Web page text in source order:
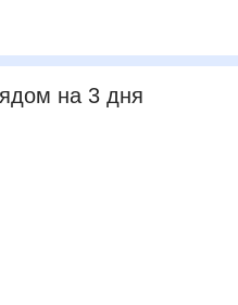
на 3 дня